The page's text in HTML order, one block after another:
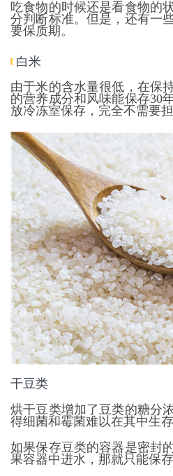
吃食物的时候还是看食物的
分判断标准。但是，还有一
要保质期。
白米
由于米的含水量很低，在保
的营养成分和风味能保存30
放冷冻室保存，完全不需要
干豆类
烘干豆类增加了豆类的糖分
得细菌和霉菌难以在其中生存
如果保存豆类的容器是密封
果容器中进水，那就只能保存